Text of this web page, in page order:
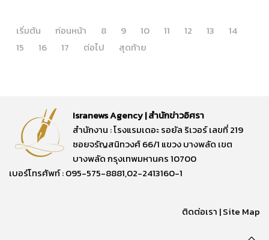
เริ่มต้น ก่อนหน้า 8 9 10 11 12 13
14
15
16 17 ต่อไป สุดท้าย
Isranews Agency | สำนักข่าวอิศรา
สำนักงาน : โรงแรมเดอะ รอยัล ริเวอร์ เลขที่ 219
ซอยจรัญสนิทวงศ์ 66/1 แขวง บางพลัด เขต
บางพลัด กรุงเทพมหานคร 10700
เบอร์โทรศัพท์ : 095-575-8881,02-2413160-1
ติดต่อเรา |Site Map